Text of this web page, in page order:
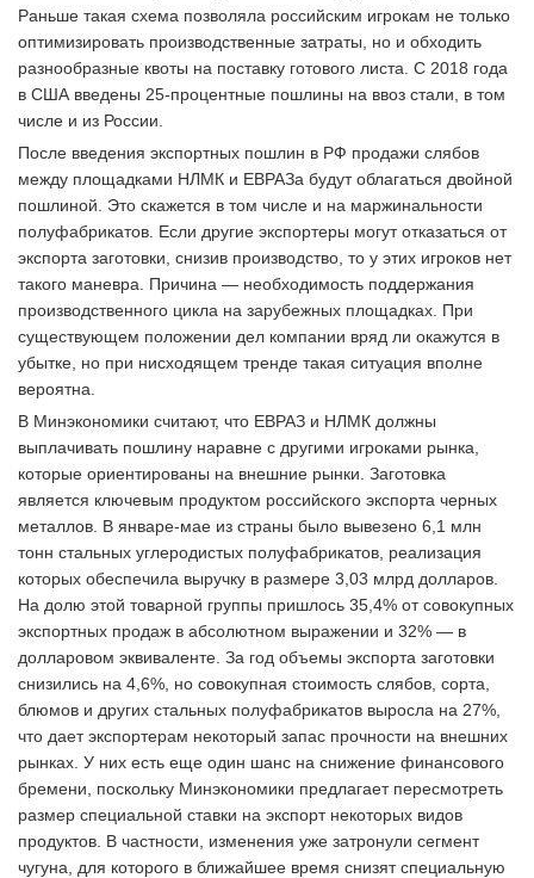
Раньше такая схема позволяла российским игрокам не только
оптимизировать производственные затраты, но и обходить
разнообразные квоты на поставку готового листа. С 2018 года
в США введены 25-процентные пошлины на ввоз стали, в том
числе и из России.
После введения экспортных пошлин в РФ продажи слябов
между площадками НЛМК и ЕВРАЗа будут облагаться двойной
пошлиной. Это скажется в том числе и на маржинальности
полуфабрикатов. Если другие экспортеры могут отказаться от
экспорта заготовки, снизив производство, то у этих игроков нет
такого маневра. Причина — необходимость поддержания
производственного цикла на зарубежных площадках. При
существующем положении дел компании вряд ли окажутся в
убытке, но при нисходящем тренде такая ситуация вполне
вероятна.
В Минэкономики считают, что ЕВРАЗ и НЛМК должны
выплачивать пошлину наравне с другими игроками рынка,
которые ориентированы на внешние рынки. Заготовка
является ключевым продуктом российского экспорта черных
металлов. В январе-мае из страны было вывезено 6,1 млн
тонн стальных углеродистых полуфабрикатов, реализация
которых обеспечила выручку в размере 3,03 млрд долларов.
На долю этой товарной группы пришлось 35,4% от совокупных
экспортных продаж в абсолютном выражении и 32% — в
долларовом эквиваленте. За год объемы экспорта заготовки
снизились на 4,6%, но совокупная стоимость слябов, сорта,
блюмов и других стальных полуфабрикатов выросла на 27%,
что дает экспортерам некоторый запас прочности на внешних
рынках. У них есть еще один шанс на снижение финансового
бремени, поскольку Минэкономики предлагает пересмотреть
размер специальной ставки на экспорт некоторых видов
продуктов. В частности, изменения уже затронули сегмент
чугуна, для которого в ближайшее время снизят специальную